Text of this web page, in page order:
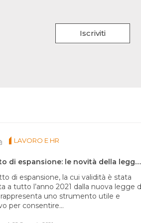
Iscriviti
LAVORO E HR
Contratto di espansione: le novità della legge di bilancio 2021
di espansione, la cui validità è stata
a tutto l’anno 2021 dalla nuova legge
rappresenta uno strumento utile e
per consentire...